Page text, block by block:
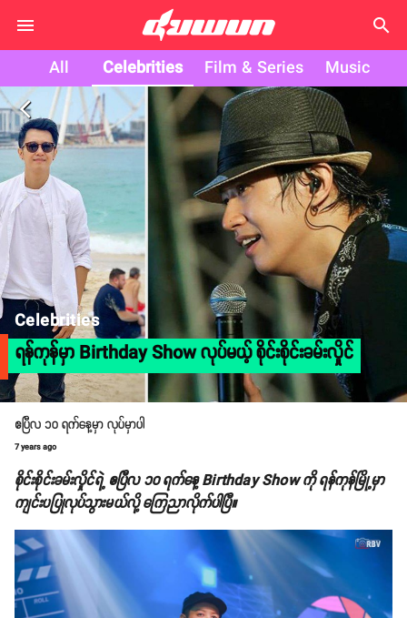
search
All Celebrities Film & Series Music
arrow_back_ios
Celebrities
ရန်ကုန်မှာ Birthday Show လုပ်မယ့် စိုင်းစိုင်းခမ်းလှိုင်
ဧပြီလ ၁၀ ရက်နေ့မှာ လုပ်မှာပါ
7 years ago
စိုင်းစိုင်းခမ်းလှိုင်ရဲ့ ဧပြီလ ၁၀ ရက်နေ့ Birthday Show ကို ရန်ကုန်မြို့မှာ
ကျင်းပပြုလုပ်သွားမယ်လို့ ကြေညာလိုက်ပါပြီ။